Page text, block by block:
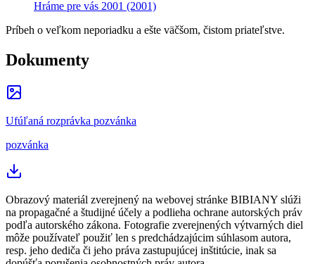
Hráme pre vás 2001 (2001)
Príbeh o veľkom neporiadku a ešte väčšom, čistom priateľstve.
Dokumenty
Ufúľaná rozprávka pozvánka
pozvánka
Obrazový materiál zverejnený na webovej stránke BIBIANY slúži
na propagačné a študijné účely a podlieha ochrane autorských práv
podľa autorského zákona. Fotografie zverejnených výtvarných diel
môže používateľ použiť len s predchádzajúcim súhlasom autora,
resp. jeho dediča či jeho práva zastupujúcej inštitúcie, inak sa